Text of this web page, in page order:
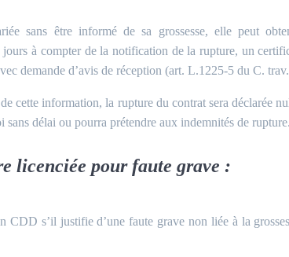
sans être informé de sa grossesse, elle peut
à compter de la notification de la rupture, un
demande d’avis de réception (art. L.1225-5 du C.
cette information, la rupture du contrat sera déclarée
délai ou pourra prétendre aux indemnités de
licenciée pour faute grave :
CDD s’il justifie d’une faute grave non liée à la